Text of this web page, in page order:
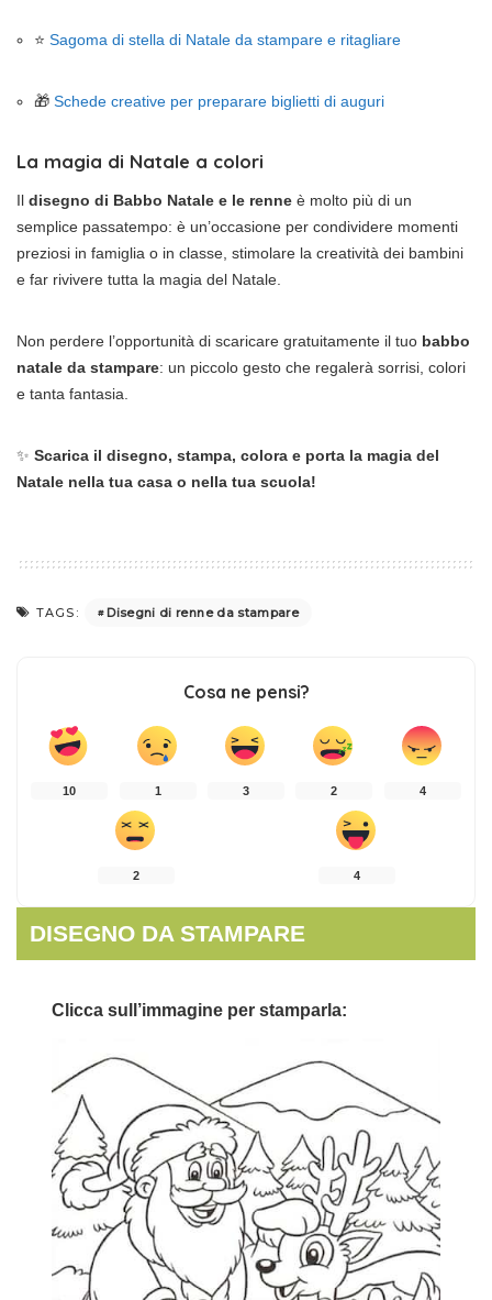
⭐ Sagoma di stella di Natale da stampare e ritagliare
🎁 Schede creative per preparare biglietti di auguri
La magia di Natale a colori
Il disegno di Babbo Natale e le renne è molto più di un
semplice passatempo: è un’occasione per condividere momenti
preziosi in famiglia o in classe, stimolare la creatività dei bambini
e far rivivere tutta la magia del Natale.
Non perdere l’opportunità di scaricare gratuitamente il tuo babbo
natale da stampare: un piccolo gesto che regalerà sorrisi, colori
e tanta fantasia.
✨ Scarica il disegno, stampa, colora e porta la magia del
Natale nella tua casa o nella tua scuola!
TAGS: Disegni di renne da stampare
Cosa ne pensi?
10 1 3 2 4
2 4
DISEGNO DA STAMPARE
Clicca sull’immagine per stamparla: